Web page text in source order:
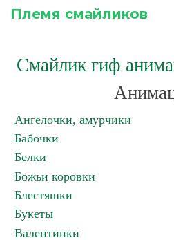
Племя смайликов
Смайлик гиф
Ангелочки, амурчики
Бабочки
Белки
Божьи коровки
Блестяшки
Букеты
Валентинки